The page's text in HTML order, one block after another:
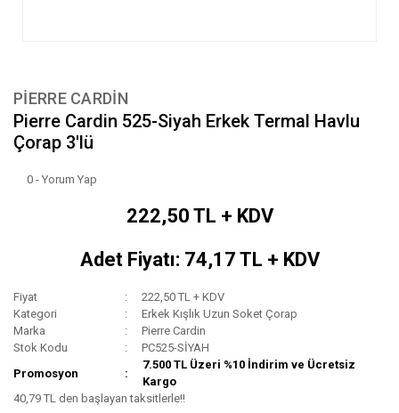
PIERRE CARDIN
Pierre Cardin 525-Siyah Erkek Termal Havlu
Çorap 3'lü
0 - Yorum Yap
222,50 TL + KDV
Adet Fiyatı: 74,17 TL + KDV
Fiyat
222,50 TL + KDV
Kategori
Erkek Kışlık Uzun Soket Çorap
Marka
Pierre Cardin
Stok Kodu
PC525-SİYAH
Promosyon
7.500 TL Üzeri %10 İndirim ve Ücretsiz
Kargo
40,79 TL den başlayan taksitlerle!!